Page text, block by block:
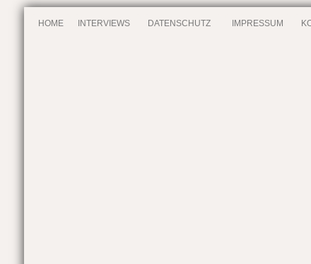
HOME INTERVIEWS DATENSCHUTZ IMPRESSUM